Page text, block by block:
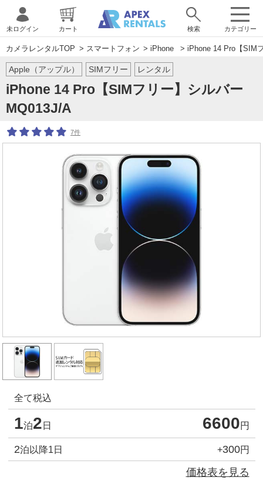
カテゴリー
未ログイン カート 検索
カメラレンタルTOP > スマートフォン > iPhone > iPhone 14 Pro【SIM
Apple（アップル）
iPhone 14 Pro【SIMフリー】シルバー
MQ013J/A
SIMフリー レンタル
7件
全て税込
1泊2 日 6600円
2泊以降1日 +300円
価格表を見る